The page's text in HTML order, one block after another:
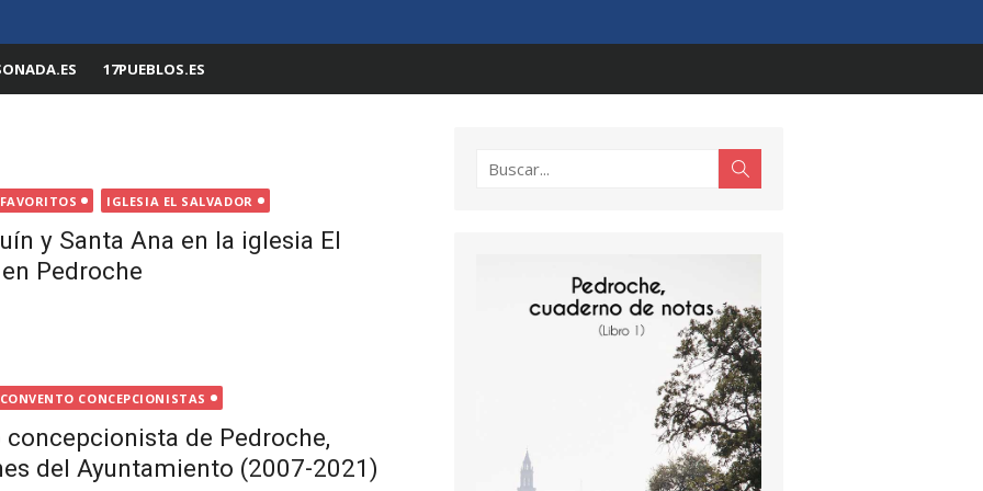
17PUEBLOS.ES
FAVORITOS IGLESIA EL SALVADOR
y Santa Ana en la iglesia El
Pedroche
CONVENTO CONCEPCIONISTAS
concepcionista de Pedroche,
del Ayuntamiento (2007-2021)
Buscar: